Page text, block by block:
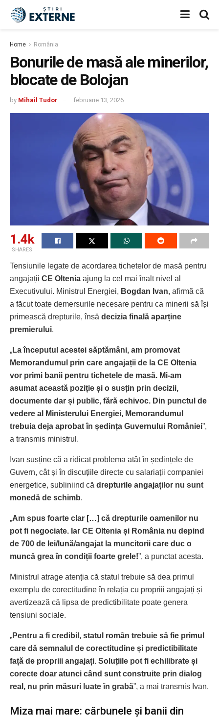
Home România
Bonurile de masă ale minerilor,
blocate de Bolojan
by Mihail Tudor februarie 13, 2026
1.4k
SHARES
Tensiunile legate de acordarea tichetelor de masă pentru
angajații CE Oltenia ajung la cel mai înalt nivel al
Executivului. Ministrul Energiei, Bogdan Ivan, afirmă că
a făcut toate demersurile necesare pentru ca minerii să își
primească drepturile, însă decizia finală aparține
premierului.
„La începutul acestei săptămâni, am promovat
Memorandumul prin care angajații de la CE Oltenia
vor primi banii pentru tichetele de masă. Mi-am
asumat această poziție și o susțin prin decizii,
documente dar și public, fără echivoc. Din punctul de
vedere al Ministerului Energiei, Memorandumul
trebuia deja aprobat în ședința Guvernului României”,
a transmis ministrul.
Ivan susține că a ridicat problema atât în ședințele de
Guvern, cât și în discuțiile directe cu salariații companiei
energetice, subliniind că drepturile angajaților nu sunt
monedă de schimb.
„Am spus foarte clar […] că drepturile oamenilor nu
pot fi negociate. Iar CE Oltenia și România nu depind
de 700 de lei/lună/angajat la muncitorii care duc o
muncă grea în condiții foarte grele!”, a punctat acesta.
Ministrul atrage atenția că statul trebuie să dea primul
exemplu de corectitudine în relația cu propriii angajați și
avertizează că lipsa de predictibilitate poate genera
tensiuni sociale.
„Pentru a fi credibil, statul român trebuie să fie primul
care dă semnalul de corectitudine și predictibilitate
față de propriii angajați. Soluțiile pot fi echilibrate și
corecte doar atunci când sunt construite prin dialog
real, nu prin măsuri luate în grabă”, a mai transmis Ivan.
Miza mai mare: cărbunele și banii din